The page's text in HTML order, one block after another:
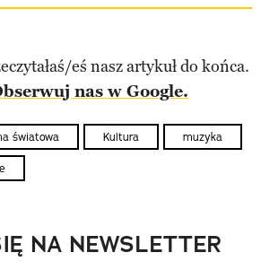
eś nasz artykuł do końca.
nas w Google.
światowa Kultura muzyka
NA NEWSLETTER